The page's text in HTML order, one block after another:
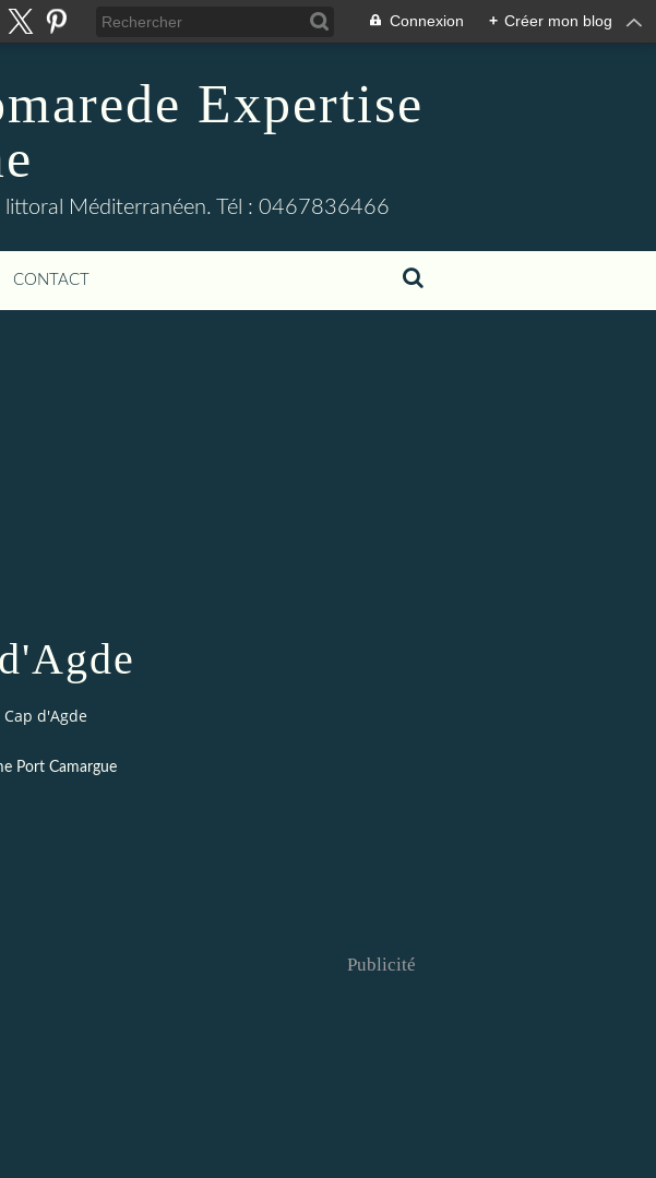
Connexion + Créer mon blog
Expertise
littoral Méditerranéen. Tél : 0467836466
CONTACT
d'Agde
Port Camargue
Publicité